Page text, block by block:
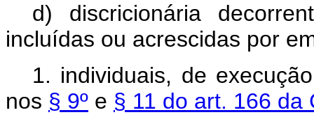
d) discricionária
incluídas ou acrescidas por
1. individuais, de
nos § 9º e § 11 do art. 166 da